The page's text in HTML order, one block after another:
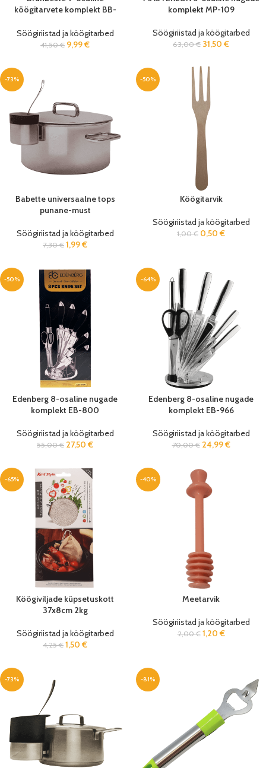
köögitarvete komplekt BB-
Söögiriistad ja köögitarbed
41,50€ 9,99€
komplekt MP-109
Söögiriistad ja köögitarbed
63,00€ 31,50 €
-73%
Babette universaalne tops
punane-must
Söögiriistad ja köögitarbed
7,30€ 1,99€
-50%
Köögitarvik
Söögiriistad ja köögitarbed
1,00€ 0,50 €
-50%
Edenberg 8-osaline nugade
komplekt EB-800
Söögiriistad ja köögitarbed
55,00€ 27,50 €
-64%
Edenberg 8-osaline nugade
komplekt EB-966
Söögiriistad ja köögitarbed
70,00€ 24,99€
-65%
Köögiviljade küpsetuskott
37x8cm 2kg
Söögiriistad ja köögitarbed
4,25€ 1,50 €
-40%
Meetarvik
Söögiriistad ja köögitarbed
2,00€ 1,20 €
-73% -81%